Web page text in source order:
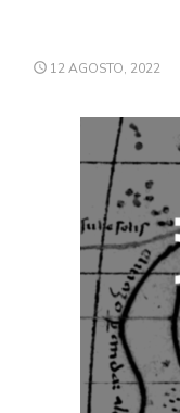
PUBLICADO
12 AGOSTO, 2022